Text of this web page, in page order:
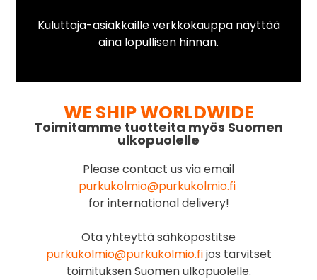
Kuluttaja-asiakkaille verkkokauppa näyttää
aina lopullisen hinnan.
WE SHIP WORLDWIDE
Toimitamme tuotteita myös Suomen
ulkopuolelle
Please contact us via email
purkukolmio@purkukolmio.fi
for international delivery!
Ota yhteyttä sähköpostitse
purkukolmio@purkukolmio.fijos tarvitset
toimituksen Suomen ulkopuolelle.